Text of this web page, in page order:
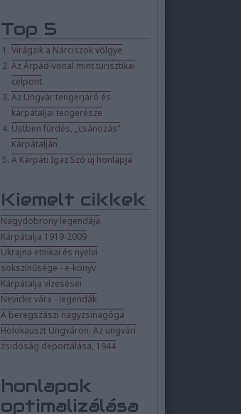
Top 5
Virágzik a Nárciszok völgye
Az Árpád-vonal mint turisztikai
célpont
Az Ungvár tengerjáró és
kárpátaljai tengerésze
Üstben fürdés, „csánozás”
Kárpátalján
A Kárpáti Igaz Szó új honlapja
Kiemelt cikkek
Nagydobrony legendája
Kárpátalja 1919-2009
Ukrajna etnikai és nyelvi
sokszínűsége - e-könyv
Kárpátalja vízesései
Nevicke vára - legendák
A beregszászi nagyzsinagóga
Holokauszt Ungváron. Az ungvári
zsidóság deportálása, 1944
honlapok
optimalizálása